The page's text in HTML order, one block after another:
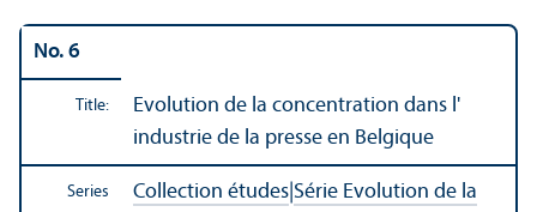
No. 6
Title:
Evolution de la concentration dans l'
industrie de la presse en Belgique
Series
Collection études Série Evolution de la